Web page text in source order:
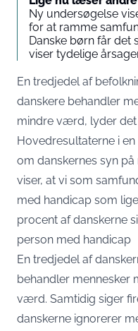
Ny undersøgelse
for at ramme
Danske børn får
viser tydelige
En tredjedel af
danskere behandler
mindre værd, lyder det
Hovedresultaterne i
om danskernes syn
viser, at vi som
med handicap som
procent af danskerne
person med handicap
En tredjedel af
behandler mennesker
værd. Samtidig siger
danskerne ignorerer